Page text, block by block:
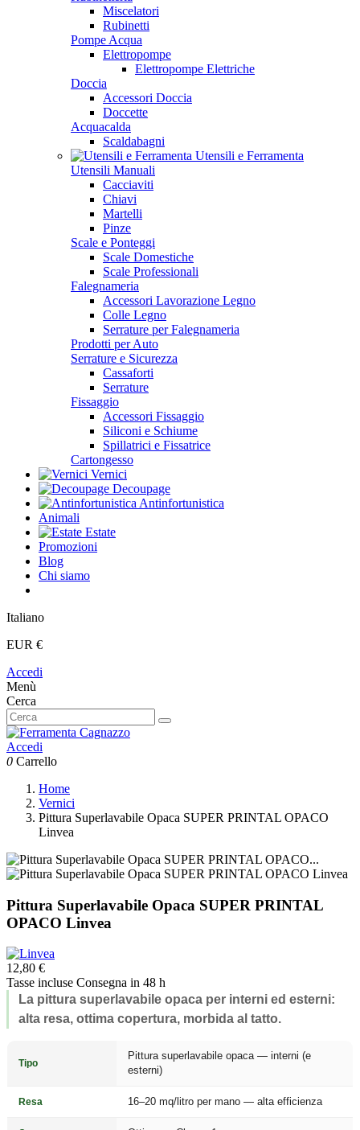
Miscelatori
Rubinetti
Pompe Acqua
Elettropompe
Elettropompe Elettriche
Doccia
Accessori Doccia
Doccette
Acquacalda
Scaldabagni
Utensili e Ferramenta
Utensili Manuali
Cacciaviti
Chiavi
Martelli
Pinze
Scale e Ponteggi
Scale Domestiche
Scale Professionali
Falegnameria
Accessori Lavorazione Legno
Colle Legno
Serrature per Falegnameria
Prodotti per Auto
Serrature e Sicurezza
Cassaforti
Serrature
Fissaggio
Accessori Fissaggio
Siliconi e Schiume
Spillatrici e Fissatrice
Cartongesso
Vernici
Decoupage
Antinfortunistica
Animali
Estate
Promozioni
Blog
Chi siamo
Italiano
EUR €
Accedi
Menù
Cerca
Accedi
0 Carrello
Home
Vernici
Pittura Superlavabile Opaca SUPER PRINTAL OPACO
Linvea
Pittura Superlavabile Opaca SUPER PRINTAL
OPACO Linvea
12,80 €
Tasse incluse Consegna in 48 h
La pittura superlavabile opaca per interni ed esterni:
alta resa, ottima copertura, morbida al tatto.
Tipo
Pittura superlavabile opaca — interni (e
esterni)
Resa 16–20 mq/litro per mano — alta efficienza